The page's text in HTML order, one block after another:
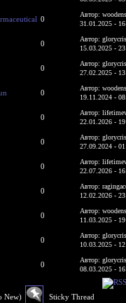
0
Автор:
31.01.2025 -
0
Автор:
15.03.2025 -
0
Автор:
27.02.2025 -
0
Автор:
19.11.2024 -
0
Автор:
22.01.2026 -
0
Автор:
27.09.2024 -
0
Автор:
22.07.2026 -
0
Автор:
12.02.2026 -
0
Автор:
11.03.2025 -
0
Автор:
10.03.2025 -
0
Автор:
08.03.2025 -
New) Sticky Thread